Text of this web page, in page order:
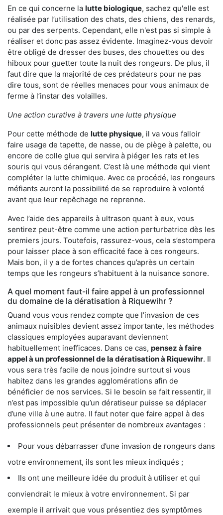
En ce qui concerne la lutte biologique, sachez qu'elle est
réalisée par l’utilisation des chats, des chiens, des renards,
ou par des serpents. Cependant, elle n'est pas si simple à
réaliser et donc pas assez évidente. Imaginez-vous devoir
être obligé de dresser des buses, des chouettes ou des
hiboux pour guetter toute la nuit des rongeurs. De plus, il
faut dire que la majorité de ces prédateurs pour ne pas
dire tous, sont de réelles menaces pour vous animaux de
ferme à l’instar des volailles.
Une action curative à travers une lutte physique
Pour cette méthode de lutte physique, il va vous falloir
faire usage de tapette, de nasse, ou de piège à palette, ou
encore de colle glue qui servira à piéger les rats et les
souris qui vous dérangent. C’est là une méthode qui vient
compléter la lutte chimique. Avec ce procédé, les rongeurs
méfiants auront la possibilité de se reproduire à volonté
avant que leur repêchage ne reprenne.
Avec l’aide des appareils à ultrason quant à eux, vous
sentirez peut-être comme une action perturbatrice dès les
premiers jours. Toutefois, rassurez-vous, cela s’estompera
pour laisser place à son efficacité face à ces rongeurs.
Mais bon, il y a de fortes chances qu’après un certain
temps que les rongeurs s’habituent à la nuisance sonore.
A quel moment faut-il faire appel à un professionnel
du domaine de la dératisation à Riquewihr ?
Quand vous vous rendez compte que l’invasion de ces
animaux nuisibles devient assez importante, les méthodes
classiques employées auparavant deviennent
habituellement inefficaces. Dans ce cas, pensez à faire
appel à un professionnel de la dératisation à Riquewihr. Il
vous sera très facile de nous joindre surtout si vous
habitez dans les grandes agglomérations afin de
bénéficier de nos services. Si le besoin se fait ressentir, il
n’est pas impossible qu’un dératiseur puisse se déplacer
d’une ville à une autre. Il faut noter que faire appel à des
professionnels peut présenter de nombreux avantages :
Pour vous débarrasser d’une invasion de rongeurs dans
votre environnement, ils sont les mieux indiqués ;
Ils ont une meilleure idée du produit à utiliser et qui
conviendrait le mieux à votre environnement. Si par
exemple il arrivait que vous présentiez des symptômes